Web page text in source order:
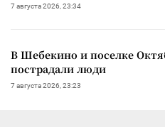
7 августа 2026, 23:34
В Шебекино и поселке
пострадали люди
7 августа 2026, 23:23